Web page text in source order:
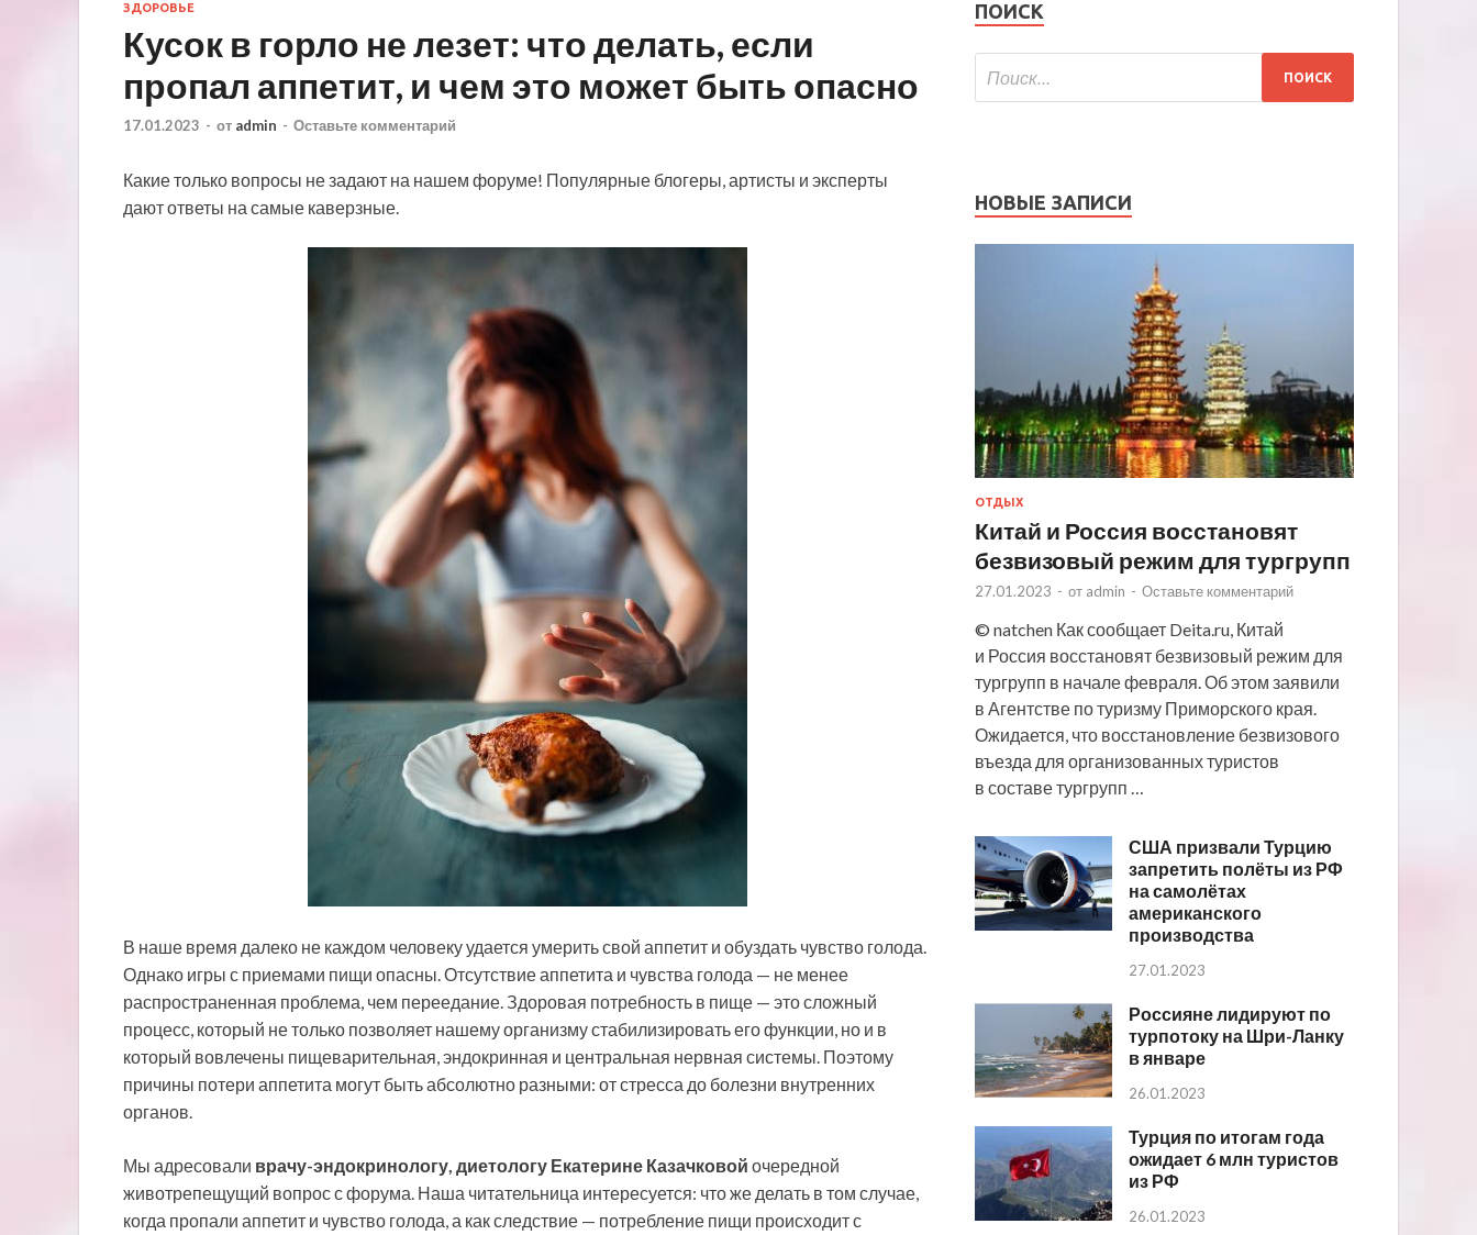
ЗДОРОВЬЕ
Кусок в горло не лезет: что делать, если
пропал аппетит, и чем это может быть опасно
17.01.2023 - от admin - Оставьте комментарий
Какие только вопросы не задают на нашем форуме! Популярные блогеры, артисты и эксперты
дают ответы на самые каверзные.
В наше время далеко не каждом человеку удается умерить свой аппетит и обуздать чувство голода.
Однако игры с приемами пищи опасны. Отсутствие аппетита и чувства голода — не менее
распространенная проблема, чем переедание. Здоровая потребность в пище — это сложный
процесс, который не только позволяет нашему организму стабилизировать его функции, но и в
который вовлечены пищеварительная, эндокринная и центральная нервная системы. Поэтому
причины потери аппетита могут быть абсолютно разными: от стресса до болезни внутренних
органов.
Мы адресовали врачу-эндокринологу, диетологу Екатерине Казачковой очередной
животрепещущий вопрос с форума. Наша читательница интересуется: что же делать в том случае,
когда пропали аппетит и чувство голода, а как следствие — потребление пищи происходит с
ПОИСК
НОВЫЕ ЗАПИСИ
ОТДЫХ
Китай и Россия восстановят
безвизовый режим для тургрупп
27.01.2023 - от admin - Оставьте комментарий
© natchen Как сообщает Deita.ru, Китай
и Россия восстановят безвизовый режим для
тургрупп в начале февраля. Об этом заявили
в Агентстве по туризму Приморского края.
Ожидается, что восстановление безвизового
въезда для организованных туристов
в составе тургрупп …
США призвали Турцию
запретить полёты из РФ
на самолётах
американского
производства
27.01.2023
Россияне лидируют по
турпотоку на Шри-Ланку
в январе
26.01.2023
Турция по итогам года
ожидает 6 млн туристов
из РФ
26.01.2023